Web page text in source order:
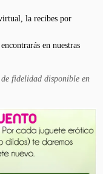
la recibes por
en nuestras
fidelidad disponible en